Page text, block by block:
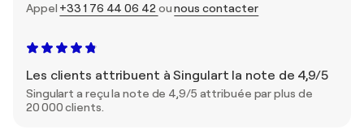
Appel +33 1 76 44 06 42ounous contacter
Les clients attribuent à Singulart la note de 4,9/5
Singulart a reçu la note de 4,9/5 attribuée par plus de
20 000 clients.